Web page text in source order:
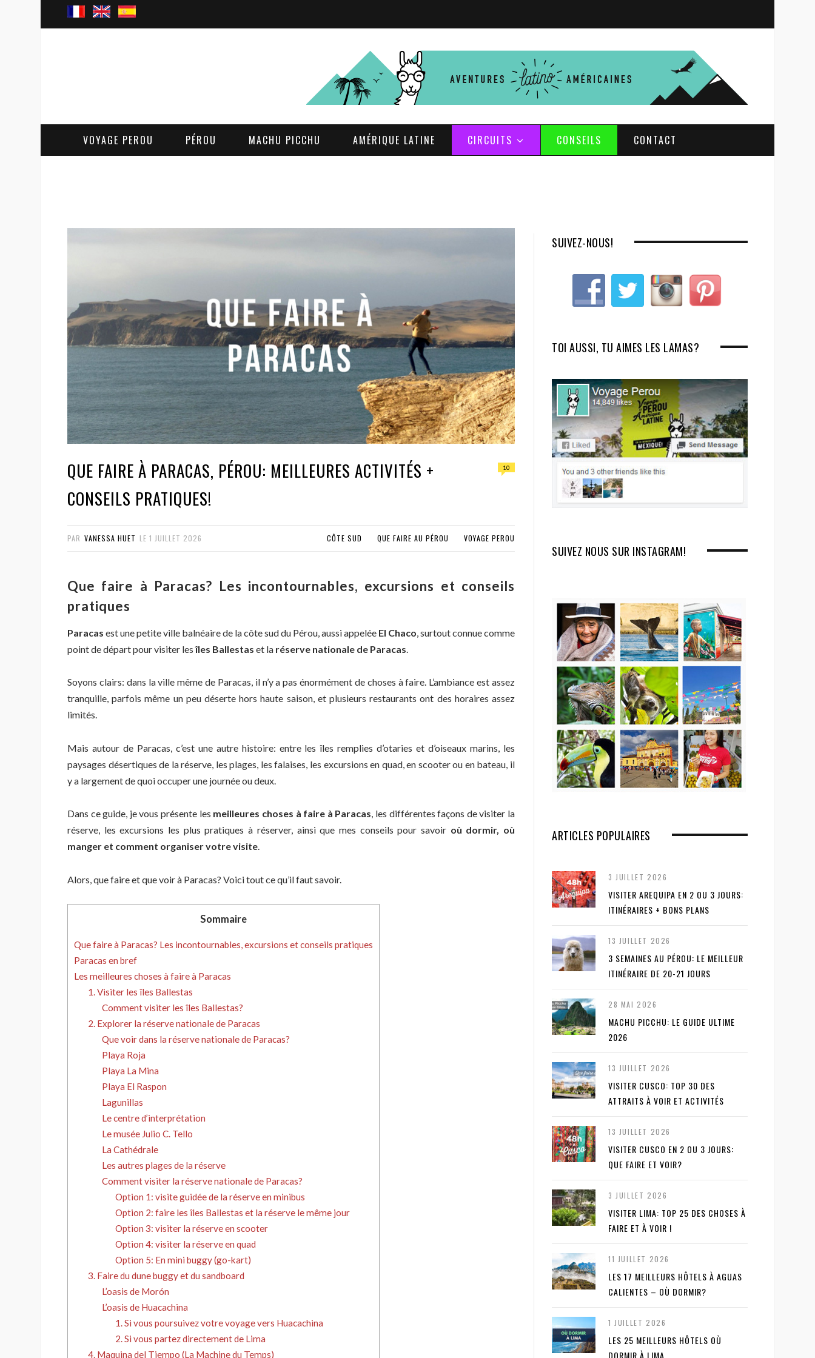
c
VOYAGE PEROU PÉROU MACHU PICCHU AMÉRIQUE LATINE CIRCUITS CONSEILS CONTACT
QUE FAIRE À PARACAS, PÉROU: MEILLEURES ACTIVITÉS +
CONSEILS PRATIQUES!
10
PAR VANESSA HUET LE 1 JUILLET 2026 CÔTE SUD QUE FAIRE AU PÉROU VOYAGE PEROU
Que faire à Paracas? Les incontournables, excursions et conseils
pratiques
Paracas est une petite ville balnéaire de la côte sud du Pérou, aussi appelée El Chaco, surtout connue comme
point de départ pour visiter lesîles Ballestas et la réserve nationale de Paracas.
Soyons clairs: dans la ville même de Paracas, il n’y a pas énormément de choses à faire. L’ambiance est assez
tranquille, parfois même un peu déserte hors haute saison, et plusieurs restaurants ont des horaires assez
limités.
Mais autour de Paracas, c’est une autre histoire: entre les îles remplies d’otaries et d’oiseaux marins, les
paysages désertiques de la réserve, les plages, les falaises, les excursions en quad, en scooter ou en bateau, il
y a largement de quoi occuper une journée ou deux.
Dans ce guide, je vous présente les meilleures choses à faire à Paracas, les différentes façons de visiter la
réserve, les excursions les plus pratiques à réserver, ainsi que mes conseils pour savoir où dormir, où
manger et comment organiser votre visite.
Alors, que faire et que voir à Paracas? Voici tout ce qu’il faut savoir.
Sommaire
Que faire à Paracas? Les incontournables, excursions et conseils pratiques
Paracas en bref
Les meilleures choses à faire à Paracas
1. Visiter les îles Ballestas
Comment visiter les îles Ballestas?
2. Explorer la réserve nationale de Paracas
Que voir dans la réserve nationale de Paracas?
Playa Roja
Playa La Mina
Playa El Raspon
Lagunillas
Le centre d’interprétation
Le musée Julio C. Tello
La Cathédrale
Les autres plages de la réserve
Comment visiter la réserve nationale de Paracas?
Option 1: visite guidée de la réserve en minibus
Option 2: faire les îles Ballestas et la réserve le même jour
Option 3: visiter la réserve en scooter
Option 4: visiter la réserve en quad
Option 5: En mini buggy (go-kart)
3. Faire du dune buggy et du sandboard
L’oasis de Morón
L’oasis de Huacachina
1. Si vous poursuivez votre voyage vers Huacachina
2. Si vous partez directement de Lima
4. Maquina del Tiempo (La Machine du Temps)
SUIVEZ-NOUS!
TOI AUSSI, TU AIMES LES LAMAS?
SUIVEZ NOUS SUR INSTAGRAM!
ARTICLES POPULAIRES
3 JUILLET 2026
VISITER AREQUIPA EN 2 OU 3 JOURS:
ITINÉRAIRES + BONS PLANS
13 JUILLET 2026
3 SEMAINES AU PÉROU: LE MEILLEUR
ITINÉRAIRE DE 20-21 JOURS
28 MAI 2026
MACHU PICCHU: LE GUIDE ULTIME
2026
13 JUILLET 2026
VISITER CUSCO: TOP 30 DES
ATTRAITS À VOIR ET ACTIVITÉS
13 JUILLET 2026
VISITER CUSCO EN 2 OU 3 JOURS:
QUE FAIRE ET VOIR?
3 JUILLET 2026
VISITER LIMA: TOP 25 DES CHOSES À
FAIRE ET À VOIR !
11 JUILLET 2026
LES 17 MEILLEURS HÔTELS À AGUAS
CALIENTES – OÙ DORMIR?
1 JUILLET 2026
LES 25 MEILLEURS HÔTELS OÙ